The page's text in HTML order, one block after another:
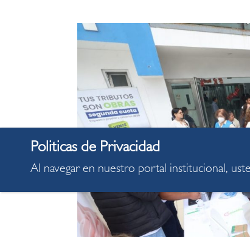
Al navegar en nuestro portal institucional,